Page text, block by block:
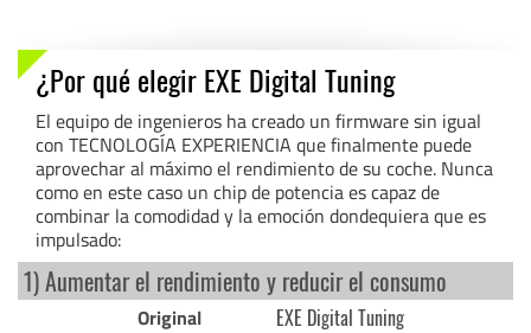
¿Por qué elegir EXE Digital Tuning
El equipo de ingenieros ha creado un firmware sin igual
con TECNOLOGÍA EXPERIENCIA que finalmente puede
aprovechar al máximo el rendimiento de su coche. Nunca
como en este caso un chip de potencia es capaz de
combinar la comodidad y la emoción dondequiera que es
impulsado:
1) Aumentar el rendimiento y reducir el consumo
Original
EXE Digital Tuning